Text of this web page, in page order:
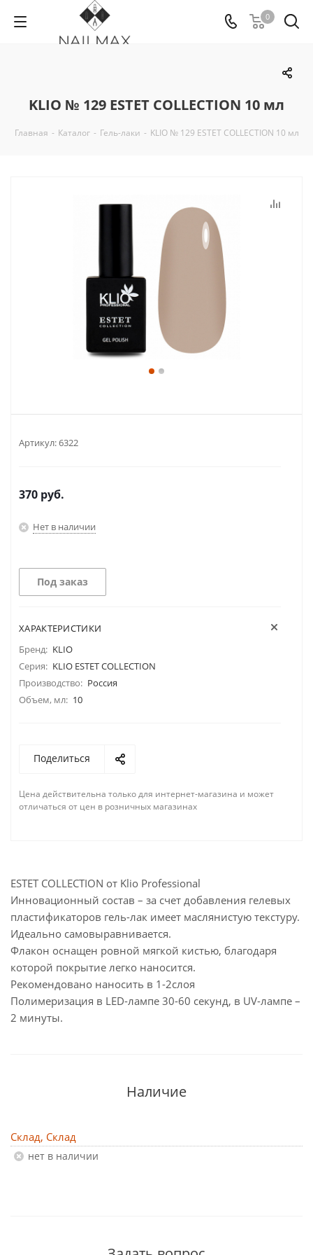
0
KLIO № 129 ESTET COLLECTION 10 мл
Главная - Каталог - Гель-лаки - KLIO № 129 ESTET COLLECTION 10 мл
Артикул:6322
370 руб.
Нет в наличии
Под заказ
ХАРАКТЕРИСТИКИ
Бренд: KLIO
Серия: KLIO ESTET COLLECTION
Производство: Россия
Объем, мл: 10
Поделиться
Цена действительна только для интернет-магазина и может
отличаться от цен в розничных магазинах
ESTET COLLECTION от Klio Professional
Инновационный состав – за счет добавления гелевых
пластификаторов гель-лак имеет маслянистую текстуру.
Идеально самовыравнивается.
Флакон оснащен ровной мягкой кистью, благодаря
которой покрытие легко наносится.
Рекомендовано наносить в 1-2слоя
Полимеризация в LED-лампе 30-60 секунд, в UV-лампе –
2 минуты.
Наличие
Склад, Склад
Нет в наличии